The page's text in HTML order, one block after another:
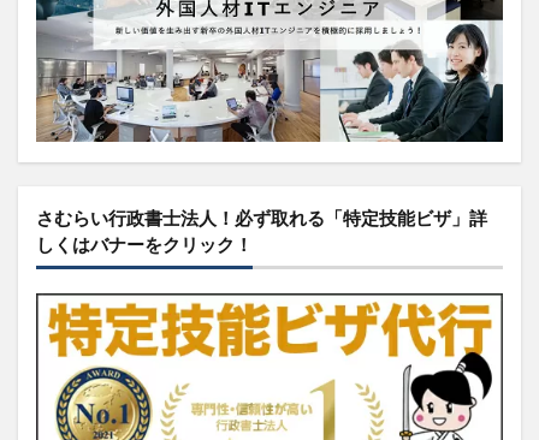
さむらい行政書士法人！必ず取れる「特定技能ビザ」詳
しくはバナーをクリック！